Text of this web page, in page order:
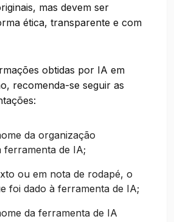
mas devem ser
ética, transparente e com
obtidas por IA em
recomenda-se seguir as
da organização
ferramenta de IA;
ou em nota de rodapé, o
foi dado à ferramenta de IA;
da ferramenta de IA